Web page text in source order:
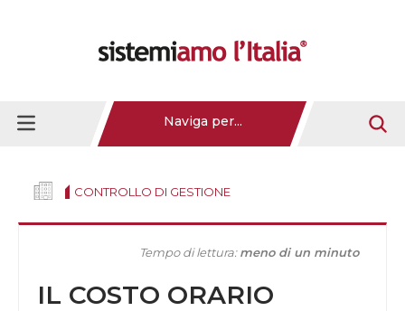
Naviga per...
CONTROLLO DI GESTIONE
Tempo di lettura:meno di un minuto
IL COSTO ORARIO